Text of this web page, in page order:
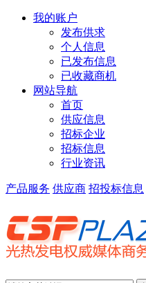
我的账户
发布供求
个人信息
已发布信息
已收藏商机
网站导航
首页
供应信息
招标企业
招标信息
行业资讯
产品服务 供应商 招投标信息